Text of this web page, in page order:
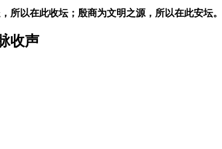
所以在此收坛；殷商为文明之源，所以在此安坛。
收声